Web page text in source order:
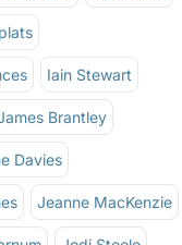
Iain Stewart
Brantley
Davies
Jeanne MacKenzie